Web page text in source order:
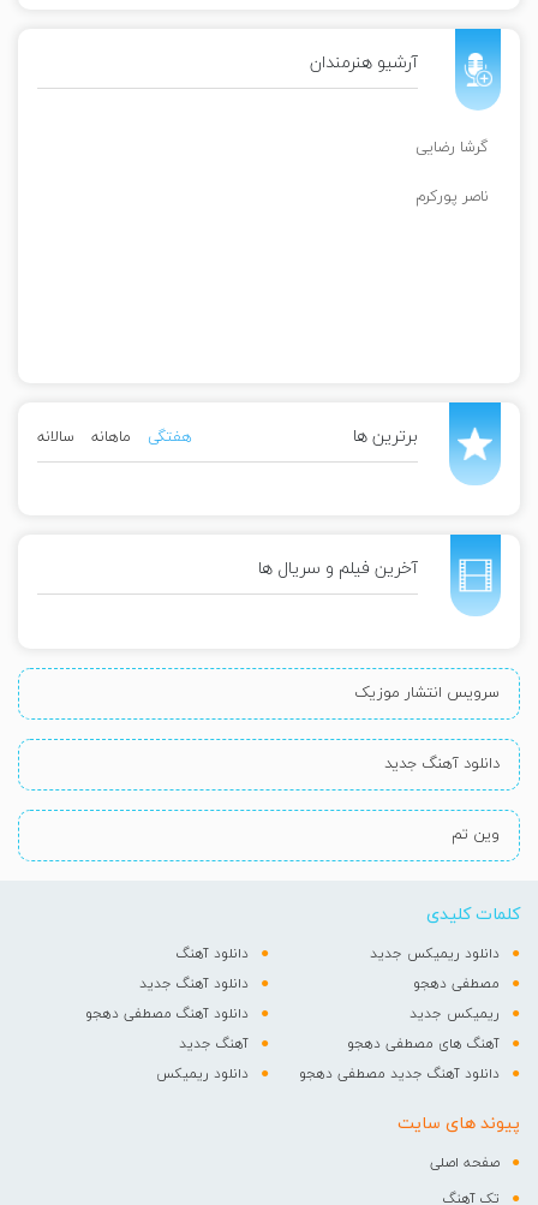
آرشیو هنرمندان
گرشا رضایی
ناصر پورکرم
برترین ها هفتگی ماهانه سالانه
آخرین فیلم و سریال ها
سرویس انتشار موزیک
دانلود آهنگ جدید
وین تم
کلمات کلیدی
دانلود ریمیکس جدید
دانلود آهنگ
مصطفی دهجو
دانلود آهنگ جدید
ریمیکس جدید
دانلود آهنگ مصطفی دهجو
آهنگ های مصطفی دهجو
آهنگ جدید
دانلود آهنگ جدید مصطفی دهجو
دانلود ریمیکس
پیوند های سایت
صفحه اصلی
تک آهنگ